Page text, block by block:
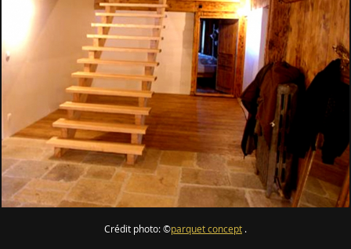
Crédit photo: ©parquet concept .